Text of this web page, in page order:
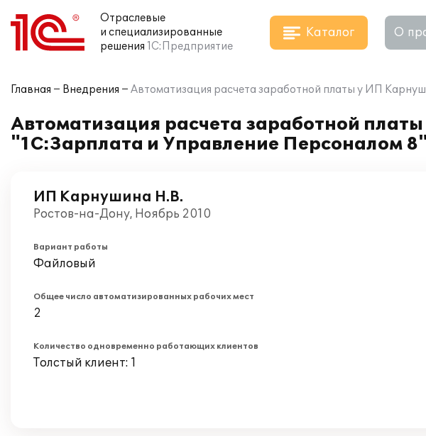
Отраслевые
и специализированные
решения 1С:Предприятие
Каталог О
Главная Внедрения Автоматизация расчета заработной платы у ИП
Автоматизация расчета заработной
"1С:Зарплата и Управление Персоналом 8"
ИП Карнушина Н.В.
Ростов-на-Дону, Ноябрь 2010
Вариант работы
Файловый
Общее число автоматизированных рабочих мест
2
Количество одновременно работающих клиентов
Толстый клиент: 1